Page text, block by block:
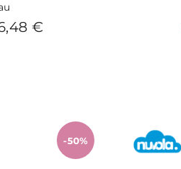
€
-50%